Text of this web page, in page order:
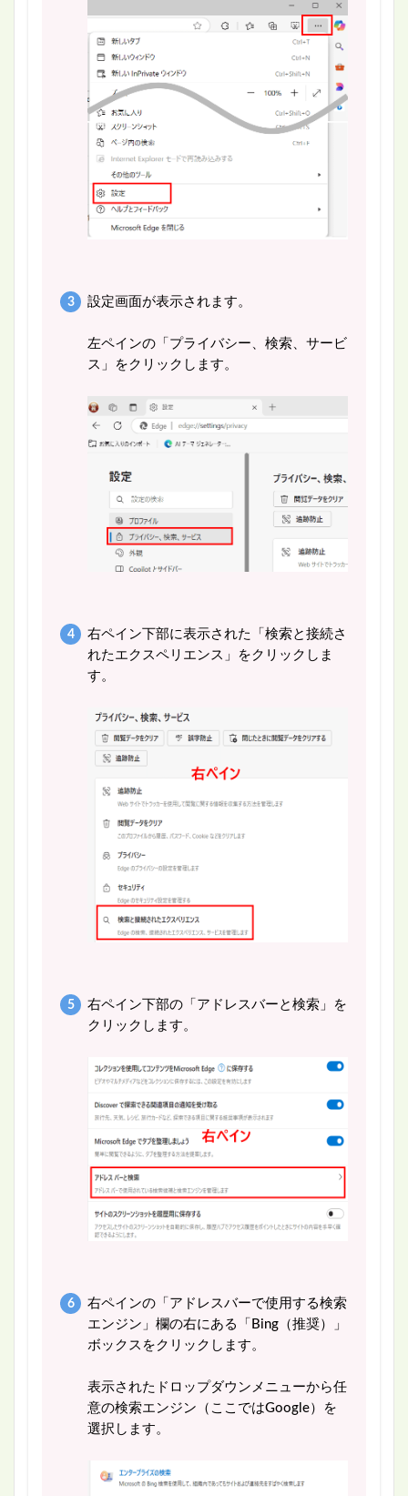
設定画面が表示されます。
左ペインの「プライバシー、検索、サービ
ス」をクリックします。
右ペイン下部に表示された「検索と接続さ
れたエクスペリエンス」をクリックしま
す。
右ペイン下部の「アドレスバーと検索」を
クリックします。
右ペインの「アドレスバーで使用する検索
エンジン」欄の右にある「Bing（推奨）」
ボックスをクリックします。
表示されたドロップダウンメニューから任
意の検索エンジン（ここではGoogle）を
選択します。